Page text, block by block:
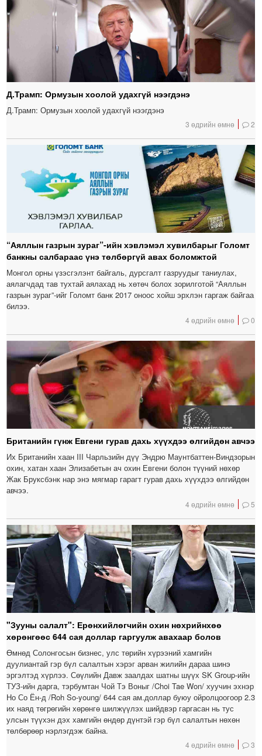
Д.Трамп: Ормузын хоолой удахгүй нээгдэнэ
Д.Трамп: Ормузын хоолой удахгүй нээгдэнэ
3 өдрийн өмнө 2
“Аяллын газрын зураг”-ийн хэвлэмэл хувилбарыг Голомт
банкны салбараас үнэ төлбөргүй авах боломжтой
Монгол орны үзэсгэлэнт байгаль, дурсгалт газруудыг таниулах,
аялагчдад тав тухтай аялахад нь хөтөч болох зорилготой “Аяллын
газрын зураг”-ийг Голомт банк 2017 оноос хойш эрхлэн гаргаж байгаа
билээ.
4 өдрийн өмнө 0
Британийн гүнж Евгени гурав дахь хүүхдээ өлгийдөн авчээ
Их Британийн хаан III Чарльзийн дүү Эндрю Маунтбаттен-Виндзорын
охин, хатан хаан Элизабетын ач охин Евгени болон түүний нөхөр
Жак Бруксбэнк нар энэ мягмар гарагт гурав дахь хүүхдээ өлгийдөн
авчээ.
4 өдрийн өмнө 5
"Зууны салалт": Ерөнхийлөгчийн охин нөхрийнхөө
хөрөнгөөс 644 сая доллар гаргуулж авахаар болов
Өмнөд Солонгосын бизнес, улс төрийн хүрээний хамгийн
дуулиантай гэр бүл салалтын хэрэг арван жилийн дараа шинэ
эргэлтэд хүрлээ. Сөүлийн Давж заалдах шатны шүүх SK Group-ийн
ТУЗ-ийн дарга, тэрбумтан Чой Тэ Воныг /Choi Tae Won/ хуучин эхнэр
Но Со Ён-д /Roh So-young/ 644 сая ам.доллар буюу ойролцоогоор 2.3
их наяд төгрөгийн хөрөнгө шилжүүлэх шийдвэр гаргасан нь тус
улсын түүхэн дэх хамгийн өндөр дүнтэй гэр бүл салалтын нөхөн
төлбөрөөр нэрлэгдэж байна.
4 өдрийн өмнө 3